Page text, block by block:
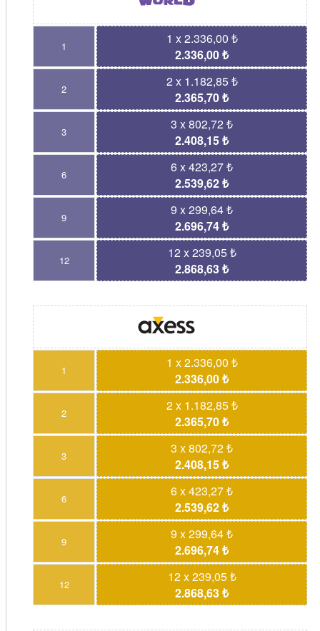
1
1 x 2.336,00 ₺
2.336,00 ₺
2
2 x 1.182,85 ₺
2.365,70 ₺
3
3 x 802,72 ₺
2.408,15 ₺
6
6 x 423,27 ₺
2.539,62 ₺
9
9 x 299,64 ₺
2.696,74 ₺
12
12 x 239,05 ₺
2.868,63 ₺
1
1 x 2.336,00 ₺
2.336,00 ₺
2
2 x 1.182,85 ₺
2.365,70 ₺
3
3 x 802,72 ₺
2.408,15 ₺
6
6 x 423,27 ₺
2.539,62 ₺
9
9 x 299,64 ₺
2.696,74 ₺
12
12 x 239,05 ₺
2.868,63 ₺